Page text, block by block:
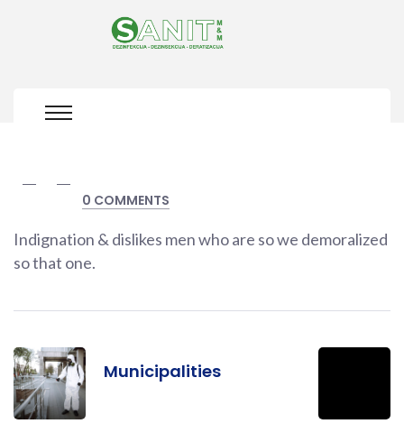
0 COMMENTS
Indignation & dislikes men who are so we demoralized
so that one.
Municipalities